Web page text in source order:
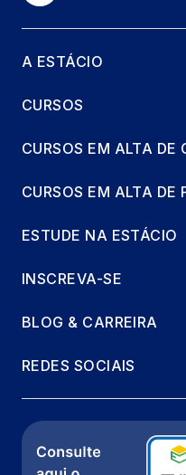
A ESTÁCIO
CURSOS
CURSOS EM ALTA DE
CURSOS EM ALTA DE
ESTUDE NA ESTÁCIO
INSCREVA-SE
BLOG & CARREIRA
REDES SOCIAIS